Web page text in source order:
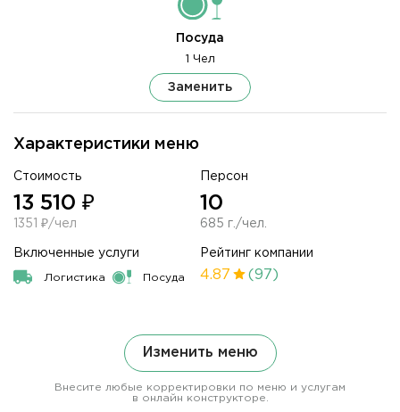
Характеристики меню
Стоимость
13 510 ₽
1351 ₽/чел
Персон
10
685 г./чел.
Включенные услуги
Логистика Посуда
Рейтинг компании
4.87 (97)
Изменить меню
Внесите любые корректировки по меню и услугам
в онлайн конструкторе.
Посуда
1 Чел
Заменить